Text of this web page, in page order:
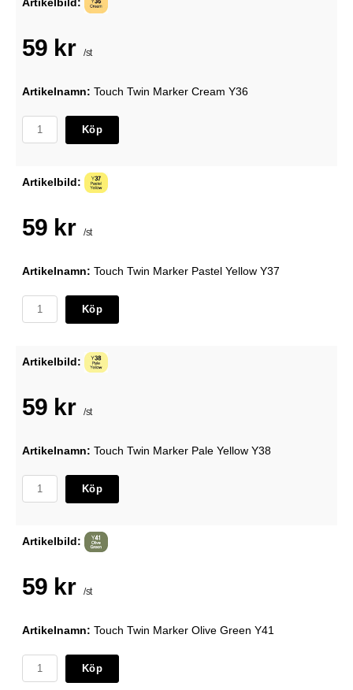
59 kr /st
Artikelnamn: Touch Twin Marker Cream Y36
Köp
Artikelbild:
59 kr /st
Artikelnamn: Touch Twin Marker Pastel Yellow Y37
Köp
Artikelbild:
59 kr /st
Artikelnamn: Touch Twin Marker Pale Yellow Y38
Köp
Artikelbild:
59 kr /st
Artikelnamn: Touch Twin Marker Olive Green Y41
Köp